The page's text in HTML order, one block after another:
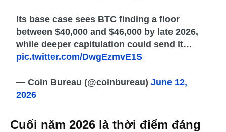
Its base case sees BTC finding a floor
between $40,000 and $46,000 by late 2026,
while deeper capitulation could send it…
pic.twitter.com/DwgEzmvE1S
— Coin Bureau (@coinbureau)June 12,
2026
Cuối năm 2026 là thời điểm đáng